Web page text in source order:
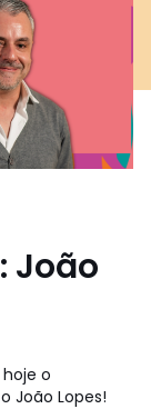
João
o
João Lopes!